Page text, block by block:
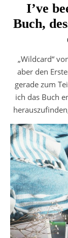
I’ve
Buch,
„Wildcard“
aber den
gerade zum
ich das Buch